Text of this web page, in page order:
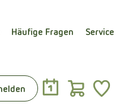
Häufige Fragen Service